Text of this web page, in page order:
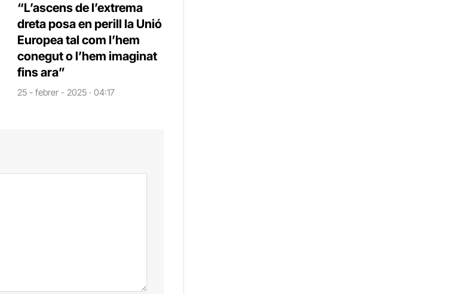
“L’ascens de l’extrema
dreta posa en perill la Unió
Europea tal com l’hem
conegut o l’hem imaginat
fins ara”
25 - febrer - 2025 · 04:17